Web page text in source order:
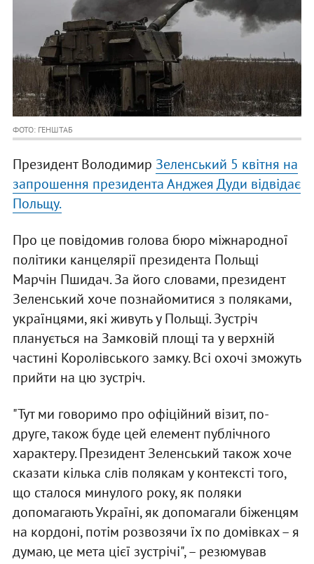
ФОТО: ГЕНШТАБ
Президент Володимир Зеленський 5 квітня на
запрошення президента Анджея Дуди відвідає
Польщу.
Про це повідомив голова бюро міжнародної
політики канцелярії президента Польщі
Марчін Пшидач. За його словами, президент
Зеленський хоче познайомитися з поляками,
українцями, які живуть у Польщі. Зустріч
планується на Замковій площі та у верхній
частині Королівського замку. Всі охочі зможуть
прийти на цю зустріч.
"Тут ми говоримо про офіційний візит, по-
друге, також буде цей елемент публічного
характеру. Президент Зеленський також хоче
сказати кілька слів полякам у контексті того,
що сталося минулого року, як поляки
допомагають Україні, як допомагали біженцям
на кордоні, потім розвозячи їх по домівках – я
думаю, це мета цієї зустрічі", – резюмував